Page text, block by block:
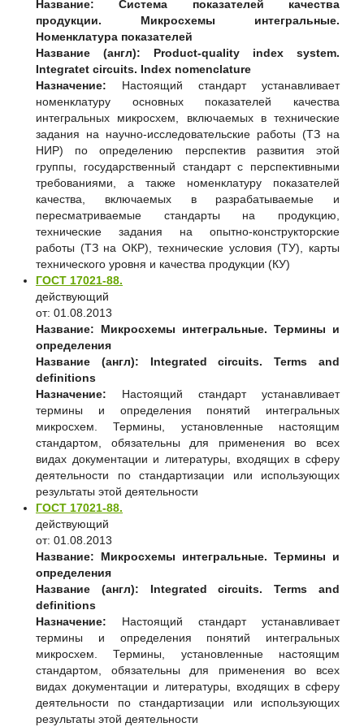
Название:
Система показателей качества
продукции. Микросхемы интегральные.
Номенклатура показателей
Название (англ):
Product-quality index system.
Integratet circuits. Index nomenclature
Назначение: Настоящий стандарт устанавливает
номенклатуру основных показателей качества
интегральных микросхем, включаемых в технические
задания на научно-исследовательские работы (ТЗ на
НИР) по определению перспектив развития этой
группы, государственный стандарт с перспективными
требованиями, а также номенклатуру показателей
качества, включаемых в разрабатываемые и
пересматриваемые стандарты на продукцию,
технические задания на опытно-конструкторские
работы (ТЗ на ОКР), технические условия (ТУ), карты
технического уровня и качества продукции (КУ)
ГОСТ 17021-88.
действующий
от: 01.08.2013
Название:
Микросхемы интегральные. Термины и
определения
Название (англ):
Integrated circuits. Terms and
definitions
Назначение: Настоящий стандарт устанавливает
термины и определения понятий интегральных
микросхем. Термины, установленные настоящим
стандартом, обязательны для применения во всех
видах документации и литературы, входящих в сферу
деятельности по стандартизации или использующих
результаты этой деятельности
ГОСТ 17021-88.
действующий
от: 01.08.2013
Название:
Микросхемы интегральные. Термины и
определения
Название (англ):
Integrated circuits. Terms and
definitions
Назначение: Настоящий стандарт устанавливает
термины и определения понятий интегральных
микросхем. Термины, установленные настоящим
стандартом, обязательны для применения во всех
видах документации и литературы, входящих в сферу
деятельности по стандартизации или использующих
результаты этой деятельности